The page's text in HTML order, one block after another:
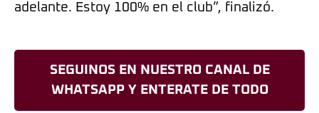
adelante. Estoy 100% en el club”, finalizó.
SEGUINOS EN NUESTRO CANAL DE
WHATSAPP Y ENTERATE DE TODO